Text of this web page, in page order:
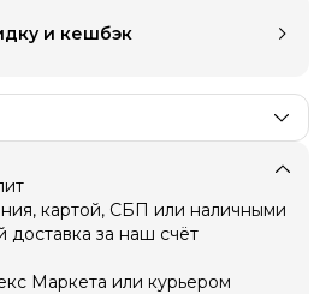
и кешбэк
картой, СБП или наличными
доставка за наш счёт
Маркета или курьером